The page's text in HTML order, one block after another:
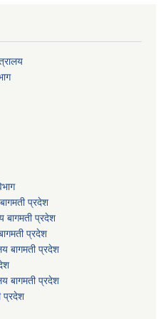
प्रदेश
बागमती प्रदेश
प्रदेश
बागमती प्रदेश
बागमती प्रदेश
प्रदेश